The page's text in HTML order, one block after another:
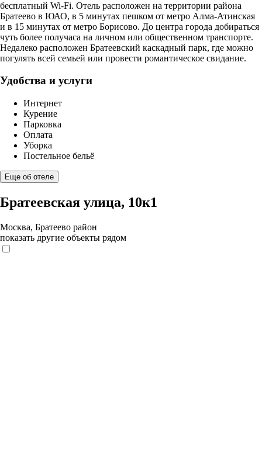
бесплатный Wi-Fi. Отель расположен на территории района
Братеево в ЮАО, в 5 минутах пешком от метро Алма-Атинская
и в 15 минутах от метро Борисово. До центра города добираться
чуть более получаса на личном или общественном транспорте.
Недалеко расположен Братеевский каскадный парк, где можно
погулять всей семьей или провести романтическое свидание.
Удобства и услуги
Интернет
Курение
Парковка
Оплата
Уборка
Постельное бельё
Еще об отеле
Братеевская улица, 10к1
Москва, Братеево район
показать другие объекты рядом